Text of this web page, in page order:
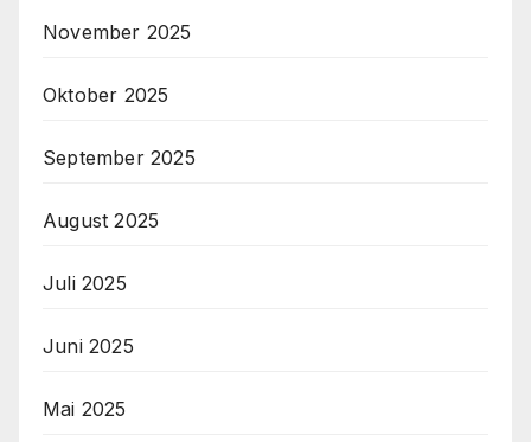
November 2025
Oktober 2025
September 2025
August 2025
Juli 2025
Juni 2025
Mai 2025